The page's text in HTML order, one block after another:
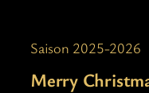
Saison 2025-2026
Merry